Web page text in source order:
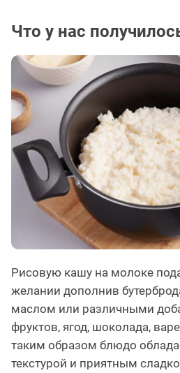
Что у нас
Рисовую кашу на молоке
желании дополнив
маслом или различными
фруктов, ягод, шоколада,
таким образом блюдо
текстурой и приятным